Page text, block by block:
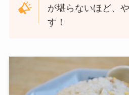
が堪らないほど、
す！